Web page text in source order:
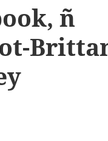
ñ